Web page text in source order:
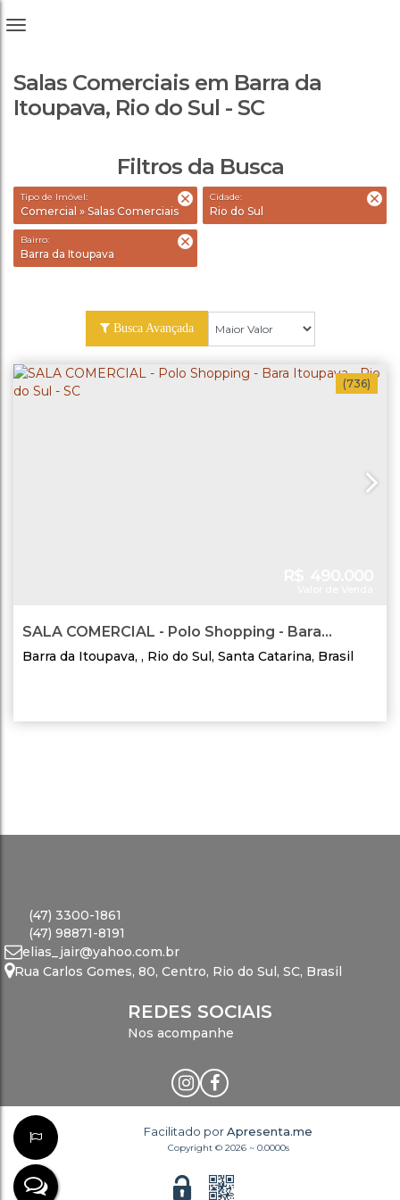
Salas Comerciais em Barra da
Itoupava, Rio do Sul - SC
Filtros da Busca
Tipo de Imóvel:
Comercial » Salas Comerciais
Cidade:
Rio do Sul
Bairro:
Barra da Itoupava
Busca Avançada
(736)
SALA COMERCIAL - Polo Shopping - Bara
Itoupava - Rio do Sul - SC
Barra da Itoupava , Rio do Sul, Santa Catarina, Brasil
(47) 3300-1861
(47) 98871-8191
elias_jair@yahoo.com.br
Rua Carlos Gomes, 80, Centro, Rio do Sul, SC, Brasil
REDES SOCIAIS
Nos acompanhe
Facilitado porApresenta.me
Copyright © 2026 ~ 0.0000s